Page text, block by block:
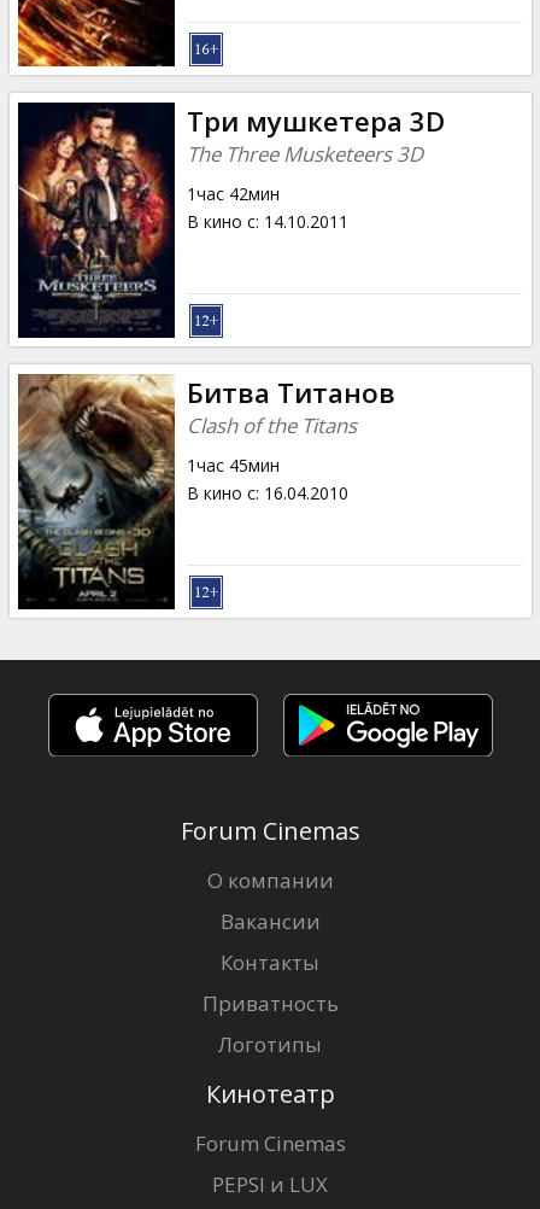
Три мушкетера 3D
The Three Musketeers 3D
1час 42мин
В кино с: 14.10.2011
Битва Титанов
Clash of the Titans
1час 45мин
В кино с: 16.04.2010
Forum Cinemas
О компании
Вакансии
Контакты
Приватность
Логотипы
Кинотеатр
Forum Cinemas
PEPSI и LUX